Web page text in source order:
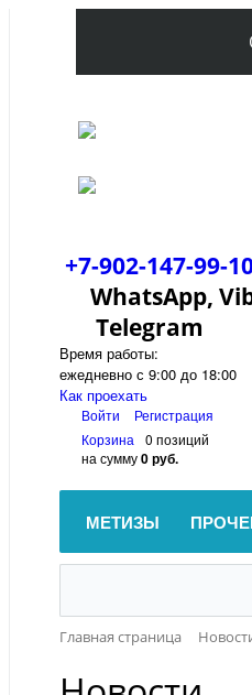
+7-902-147-99-
WhatsApp,
Telegram
Время работы:
ежедневно с 9:00 до 18:00
Как проехать
Войти
Регистрация
Корзина
0 позиций
на сумму0 руб.
МЕТИЗЫ
Главная страница